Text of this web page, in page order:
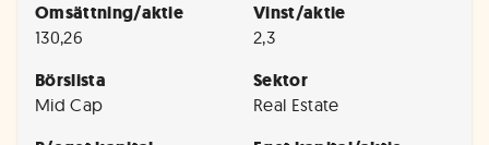
Omsättning/aktie
130,26
Vinst/aktie
2,3
Börslista
Mid Cap
Sektor
Real Estate